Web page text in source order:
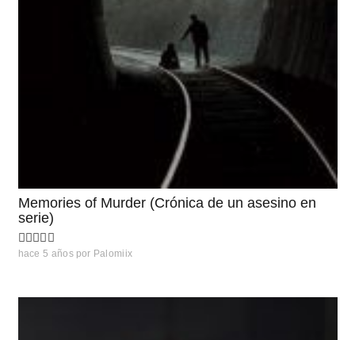
Memories of Murder (Crónica de un asesino en
serie)
hace 5 años por Palomiix